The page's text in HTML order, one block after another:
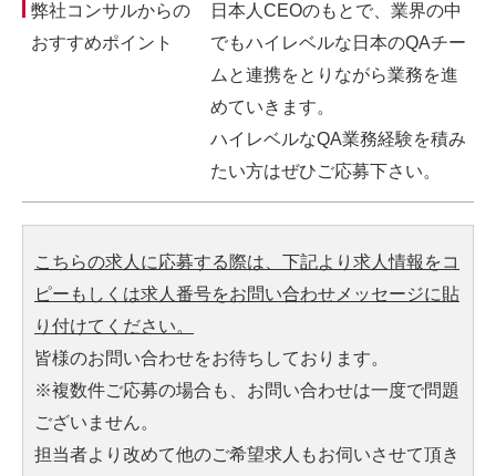
弊社コンサルからの
おすすめポイント
日本人CEOのもとで、業界の中
でもハイレベルな日本のQAチー
ムと連携をとりながら業務を進
めていきます。
ハイレベルなQA業務経験を積み
たい方はぜひご応募下さい。
こちらの求人に応募する際は、下記より求人情報をコ
ピーもしくは求人番号をお問い合わせメッセージに貼
り付けてください。
皆様のお問い合わせをお待ちしております。
※複数件ご応募の場合も、お問い合わせは一度で問題
ございません。
担当者より改めて他のご希望求人もお伺いさせて頂き